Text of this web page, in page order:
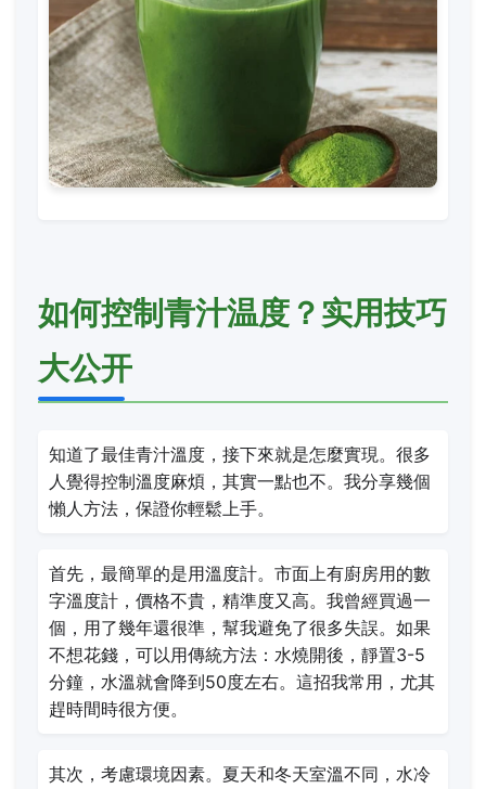
如何控制青汁温度？实用技巧
大公开
知道了最佳青汁溫度，接下來就是怎麼實現。很多
人覺得控制溫度麻煩，其實一點也不。我分享幾個
懶人方法，保證你輕鬆上手。
首先，最簡單的是用溫度計。市面上有廚房用的數
字溫度計，價格不貴，精準度又高。我曾經買過一
個，用了幾年還很準，幫我避免了很多失誤。如果
不想花錢，可以用傳統方法：水燒開後，靜置3-5
分鐘，水溫就會降到50度左右。這招我常用，尤其
趕時間時很方便。
其次，考慮環境因素。夏天和冬天室溫不同，水冷